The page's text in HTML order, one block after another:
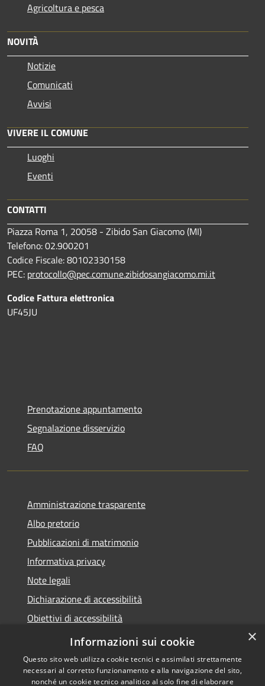
Agricoltura e pesca
NOVITÀ
Notizie
Comunicati
Avvisi
VIVERE IL COMUNE
Luoghi
Eventi
CONTATTI
Piazza Roma 1, 20058 - Zibido San Giacomo (MI)
Telefono: 02.900201
Codice Fiscale: 80102330158
PEC: protocollo@pec.comune.zibidosangiacomo.mi.it
Codice Fattura elettronica
UF45JU
Prenotazione appuntamento
Segnalazione disservizio
FAQ
Amministrazione trasparente
Albo pretorio
Pubblicazioni di matrimonio
Informativa privacy
Note legali
Dichiarazione di accessibilità
Obiettivi di accessibilità
Whistleblowing
×
Informazioni sui cookie
Questo sito web utilizza cookie tecnici e assimilati strettamente
necessari al corretto funzionamento e alla navigazione del sito,
nonché un cookie tecnico analitico al solo fine di elaborare